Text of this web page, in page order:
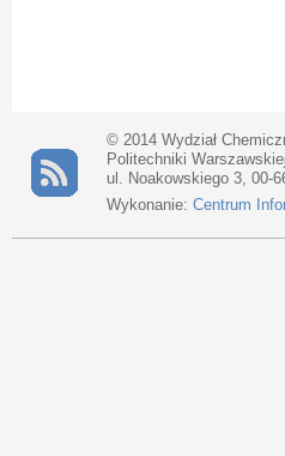
© 2014 Wydział
Politechniki Warszawskiej,
ul. Noakowskiego 3, 00-
Wykonanie: Centrum